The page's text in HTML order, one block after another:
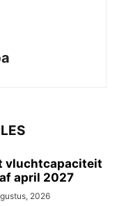
vluchtcapaciteit
april 2027
2026